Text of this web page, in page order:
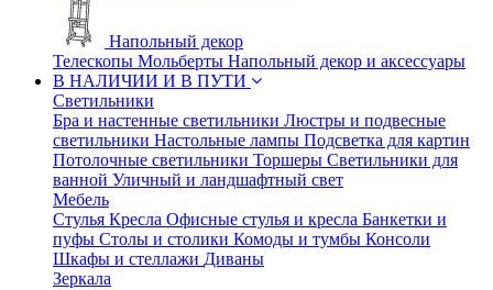
Напольный декор
Телескопы Мольберты Напольный декор и аксессуары
В НАЛИЧИИ И В ПУТИ
Светильники
Бра и настенные светильники Люстры и подвесные
светильники Настольные лампы Подсветка для картин
Потолочные светильники Торшеры Светильники для
ванной Уличный и ландшафтный свет
Мебель
Стулья Кресла Офисные стулья и кресла Банкетки и
пуфы Столы и столики Комоды и тумбы Консоли
Шкафы и стеллажи Диваны
Зеркала